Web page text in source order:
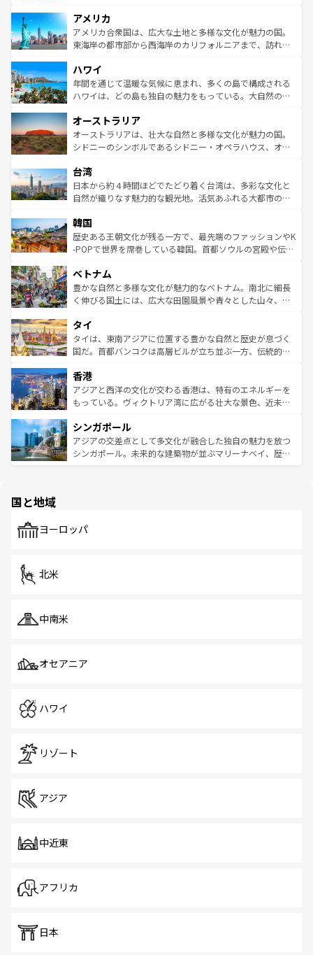
ンツ一覧を参照してほしい。
の建物がそのまま残る町や、スイスならではのユニークな
博物館もあり、アルプス観光だけでなく町歩きも満喫する
ことができる。国民の所得が高いため物価も高いが、旅行
ば市内交通費無料で観光を楽しむこともできる。 なお、新
着のスイス情報はコンテンツ一覧 を参照してほしい。
アメリカ
アメリカ合衆国は、広大な土地と多様な文化が魅力の国。
東海岸の都市部から西海岸のカリフォルニアまで、訪れる
のような巨大都市は、観光、ショッピング、エンターテイ
ンメントが詰まった刺激的なスポットだ。一方、アメリカ
西部には大自然が広がり、グランドキャニオンやイエロー
部のニューオーリンズでは、音楽と美食が融合した独特の
文化が魅力。旅行者はアメリカの各地域で異なる魅力を楽
しみながら、その多様性と豊かな歴史を感じることができ
ならではの贅沢な旅のスタイルだ。 なお、新着のアメリカ
情報はコンテンツ一覧を参照してほしい。
ハワイ
年間を通じて温暖な気候に恵まれ、多くの島で構成される
ハワイは、どの島も独自の魅力をもっている。大自然の神
ワイ島は見逃せない。また、定番の観光地といえばオアフ
島だが、静かな自然を求めるならマウイ島やカウアイ島が
おすすめ。エメラルドグリーンに輝く海をはじめ、豊かな
れるおもてなしの心で訪れる人々を迎えてくれるハワイの
人々、おいしいローカルフードやハワイアンミュージッ
ク、伝統的なフラダンスなど、すべてがハワイの魅力を彩
ワイを、存分に味わってほしい。 なお、新着のハワイ情報
はコンテンツ一覧を参照してほしい。
オーストラリア
オーストラリアは、壮大な自然と多様な文化が魅力の国。
シドニーのシンボルであるシドニー・オペラハウス、オー
リアリーフや大陸中央部にそびえるウルル（エアーズロッ
ク）、タスマニアの美しい原生林やケアンズの熱帯雨林な
ど、見どころがたくさん。また、カフェやワイン、オージ
いる。アクティビティも充実しており、サーフィンやダイ
ビング、ハイキングなど、アウトドア好きにはたまらな
い。オーストラリアの多彩な魅力を存分に味わいつくそ
参照してほしい。
台湾
日本から約４時間ほどでたどり着く台湾は、多彩な文化と
自然が織りなす魅力的な観光地。活気あふれる大都市の台
ン）、静ひつな山岳地帯である台湾東部など、都市の喧騒
と山間の静けさが共存しており、訪れる人に新しい発見と
驚きをもたらしてくれる。また、奥深い台湾の食文化も魅
容にもいいと評判のスイーツなど、バラエティ豊かな料理
が味わえる。 なお、新着の台湾情報は コンテンツ一覧を参
照してほしい。
韓国
歴史ある王朝文化が残る一方で、最先端のファッションやK
-POPで世界を席巻している韓国。首都ソウルの宮殿や伝統
き、地方に足を延ばせば四季折々の自然美を楽しむことが
できる。そして、キムチや焼肉、絶品のストリートフード
まで、さまざまな韓国料理が待っている。夜には、韓国な
リティに包まれながら、韓国の多彩な魅力を心ゆくまで味
わってみてほしい。 なお、新着の韓国情報はコンテンツ一
覧を参照してほしい。
ベトナム
豊かな自然と多様な文化が魅力的なベトナム。南北に細長
く伸びる国土には、広大な田園風景や青々とした山々、世
急速な発展と共に伝統が息づく。ハノイの古い町並みやホ
ーチミン市のフランス統治時代の建物も、独特の雰囲気を
醸し出している。また、バラエティの豊かさとおいしさで
とつ。フォーやバインミー、ベトナムコーヒーなどは、ぜ
ひ現地で味わいたい。どの地域を訪れてもあたたかい人々
が旅行者を迎えてくれるので、きっと忘れられない旅にな
参照してほしい。
タイ
タイは、東南アジアに位置する豊かな自然と歴史が息づく
国だ。首都バンコクは高層ビルが立ち並ぶ一方、伝統的な
の活気が交差している。北部ではチェンマイなどの山岳地
帯で自然と触れ合い、南部ではプーケットやクラビの美し
いビーチでリゾート気分を楽しむことができる。タイ料理
激する。気候は一年中温暖で、どの季節にも異なる楽しみ
が待っている。親しみやすいタイの人々、仏教を中心とし
た文化、そして多様な観光資源が、訪れる旅人を魅了し続
香港
アジアと西洋の文化が交わる香港は、特有のエネルギーを
もっている。ヴィクトリア湾に広がる壮大な景色、近未来
み、どこを訪れても感動するはず。観光スポットが密集し
ており、効率よく見どころを回れるのも魅力。息をのむよ
うな絶景から文化的な体験まで、香港を存分に楽しみ尽く
シンガポール
アジアの交差点として多文化が融合した独自の魅力を放つ
シンガポール。未来的な建築物が並ぶマリーナベイ、歴史
で、ホーカーズは地元の風情を楽しめる外せないスポット
国と地域
ヨーロッパ
北米
中南米
オセアニア
ハワイ
リゾート
アジア
中近東
アフリカ
日本